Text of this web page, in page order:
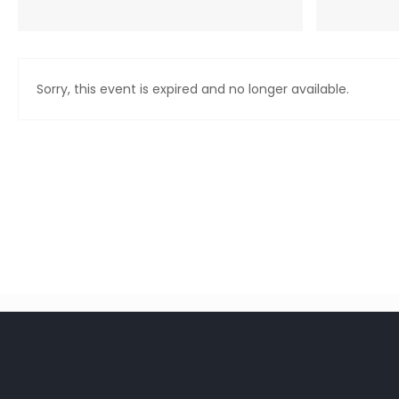
Sorry, this event is expired and no longer available.